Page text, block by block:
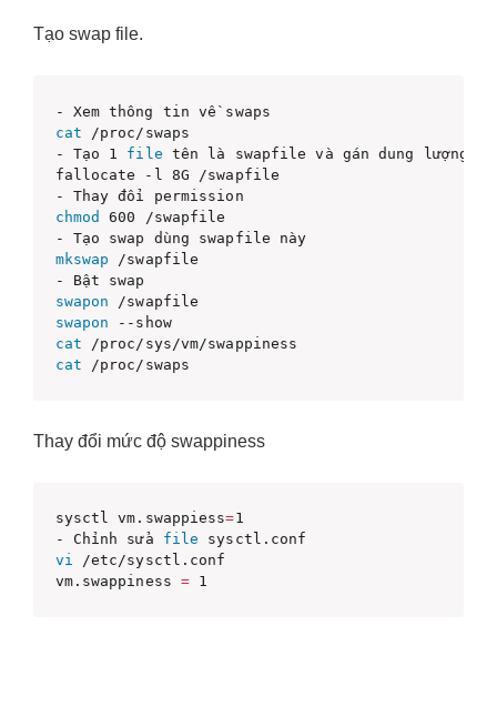
Tạo swap file.
cat /proc/swaps
- Tạo 1 file tên là swapfile và gán dung lượng 8G
fallocate -l 8G /swapfile
chmod
600 /swapfile
mkswap /swapfile
swapon
swapon
--show
cat
cat
Thay đổi mức độ swappiness
sysctl vm.swappiess=1
- Chỉnh sửa file
vi /etc/sysctl.conf
vm.swappiness =